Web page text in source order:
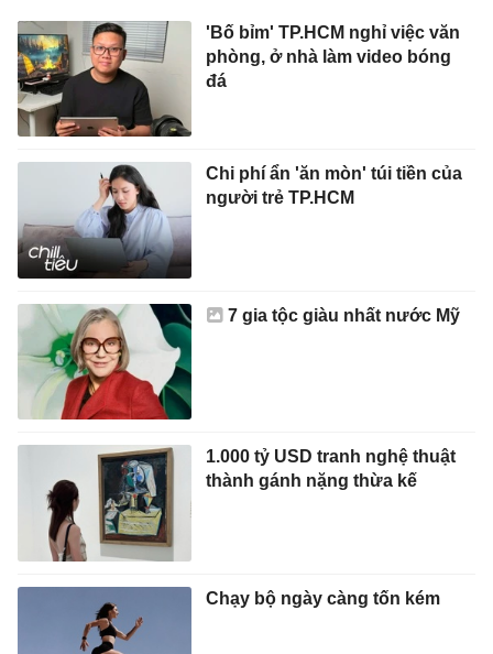
'Bố bỉm' TP.HCM nghỉ việc văn
phòng, ở nhà làm video bóng
đá
Chi phí ẩn 'ăn mòn' túi tiền của
người trẻ TP.HCM
7 gia tộc giàu nhất nước Mỹ
1.000 tỷ USD tranh nghệ thuật
thành gánh nặng thừa kế
Chạy bộ ngày càng tốn kém